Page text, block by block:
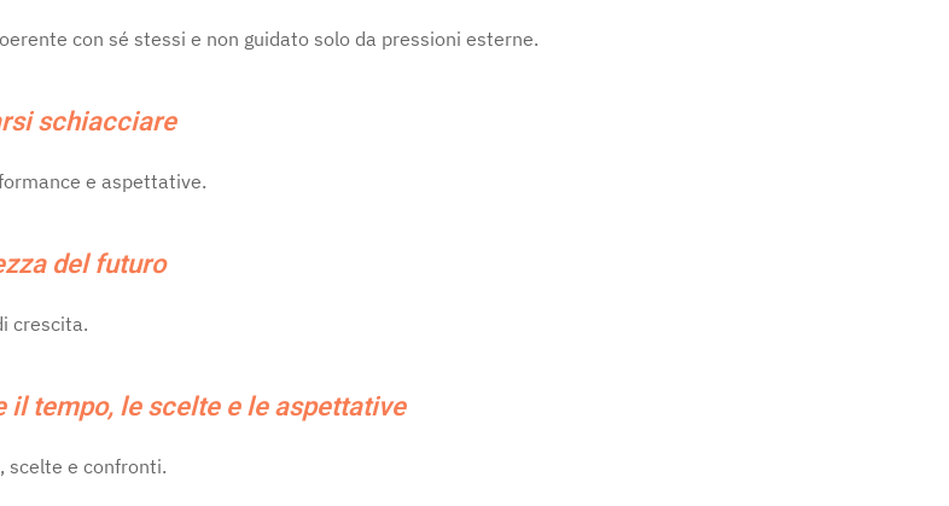
con sé stessi e non guidato solo da pressioni esterne.
schiacciare
e aspettative.
del futuro
crescita.
tempo, le scelte e le aspettative
scelte e confronti.